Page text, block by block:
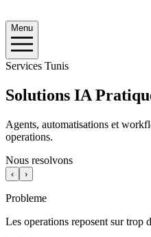
Menu
Services Tunis
Solutions IA
Agents, automatisations et
operations.
Nous resolvons
‹ ›
Probleme
Les operations reposent sur trop